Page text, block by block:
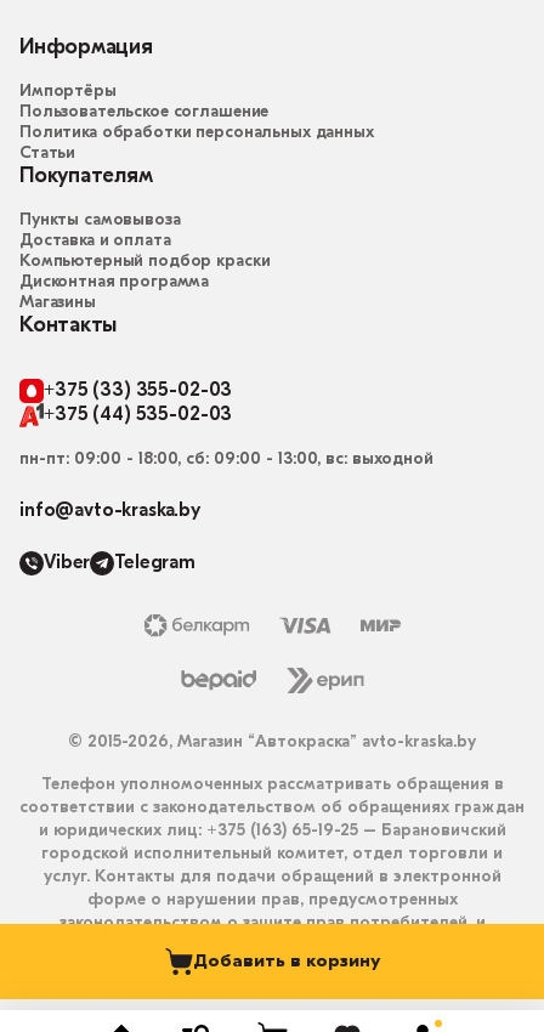
Добавить в корзину
Информация
Импортёры
Пользовательское соглашение
Политика обработки персональных данных
Статьи
Покупателям
Пункты самовывоза
Доставка и оплата
Компьютерный подбор краски
Дисконтная программа
Магазины
Контакты
+375 (33) 355-02-03
+375 (44) 535-02-03
пн-пт: 09:00 - 18:00, сб: 09:00 - 13:00, вс: выходной
info@avto-kraska.by
Viber Telegram
© 2015-2026, Магазин “Автокраска” avto-kraska.by
Телефон уполномоченных рассматривать обращения в
соответствии с законодательством об обращениях граждан
и юридических лиц: +375 (163) 65-19-25 – Барановичский
городской исполнительный комитет, отдел торговли и
услуг. Контакты для подачи обращений в электронной
форме о нарушении прав, предусмотренных
законодательством о защите прав потребителей, и
получения ответа на них: info@avto-kraska.by и
+375333550203 (Viber, Telegram).